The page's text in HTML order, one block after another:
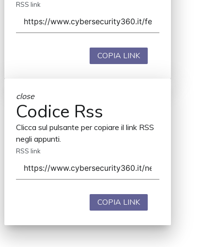
RSS link
COPIA LINK
close
Codice Rss
Clicca sul pulsante per copiare il link RSS
negli appunti.
RSS link
COPIA LINK